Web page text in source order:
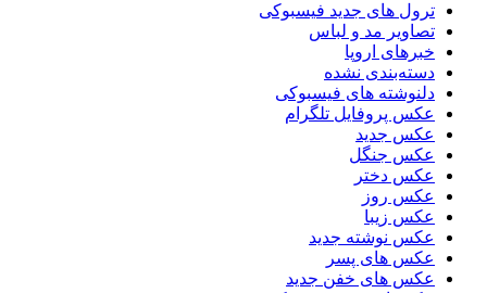
ترول های جدید فیسبوکی
تصاویر مد و لباس
خبرهای اروپا
دسته‌بندی نشده
دلنوشته های فیسبوکی
عکس پروفایل تلگرام
عکس جدید
عکس جنگل
عکس دختر
عکس روز
عکس زیبا
عکس نوشته جدید
عکس های پسر
عکس های خفن جدید